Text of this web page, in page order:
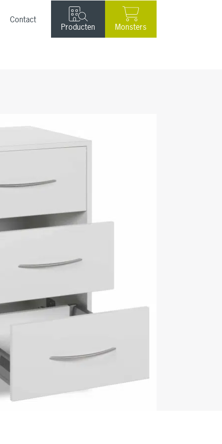
Contact
Producten Monsters
Monster